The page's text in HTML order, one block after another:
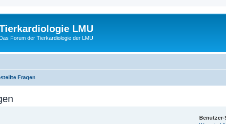
LMU
Forum der Tierkardiologie der LMU
Fragen
Benutzer-